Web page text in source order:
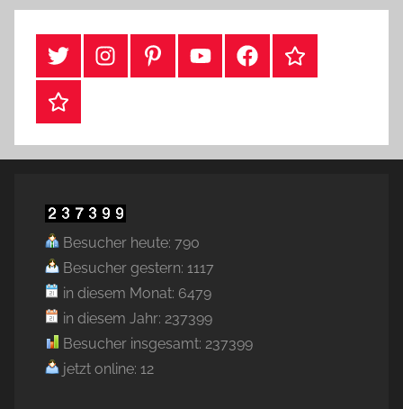
#TwitterInstagramPinterestYouTubeFacebookTikTok
Webshop
Besucher heute: 790
Besucher gestern: 1117
in diesem Monat: 6479
in diesem Jahr: 237399
Besucher insgesamt: 237399
jetzt online: 12